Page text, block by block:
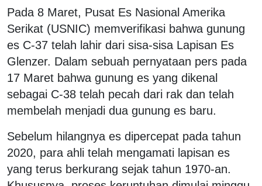
Pada 8 Maret, Pusat Es Nasional Amerika
Serikat (USNIC) memverifikasi bahwa gunung
es C-37 telah lahir dari sisa-sisa Lapisan Es
Glenzer. Dalam sebuah pernyataan pers pada
17 Maret bahwa gunung es yang dikenal
sebagai C-38 telah pecah dari rak dan telah
membelah menjadi dua gunung es baru.
Sebelum hilangnya es dipercepat pada tahun
2020, para ahli telah mengamati lapisan es
yang terus berkurang sejak tahun 1970-an.